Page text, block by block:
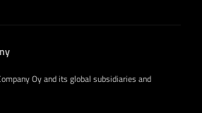
Oy and its global subsidiaries and